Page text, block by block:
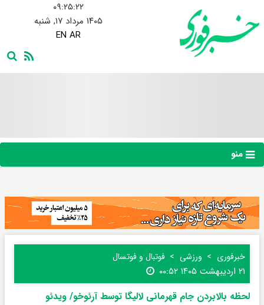
۰۹:۲۵:۲۳
۱۴۰۵ مرداد ۱۷, شنبه
EN AR
منو
خبرفوری ورزشی فوتبال و فوتسال
۲۱ اردیبهشت ۱۴۰۵ ۰۰:۵۲
لحظه بالابردن جام قهرمانی لالیگا توسط آرئوخو/ ویدئو